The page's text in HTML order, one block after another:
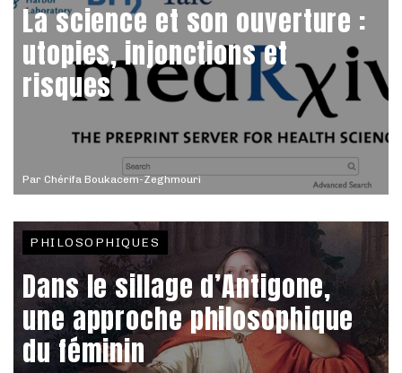
Par Chérifa Boukacem-Zeghmouri
La science et son ouverture :
utopies, injonctions et
risques
PHILOSOPHIQUES
Dans le sillage d’Antigone,
une approche philosophique
du féminin